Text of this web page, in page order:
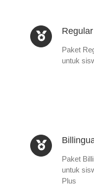
Regular
Paket
untuk
Paket
untuk
Plus